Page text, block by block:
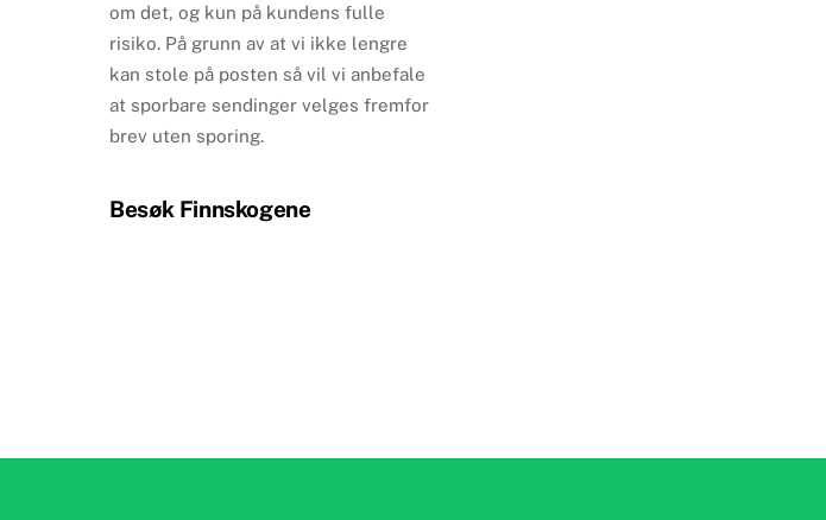
om det, og kun på kundens fulle
risiko. På grunn av at vi ikke lengre
kan stole på posten så vil vi anbefale
at sporbare sendinger velges fremfor
brev uten sporing.
Besøk Finnskogene